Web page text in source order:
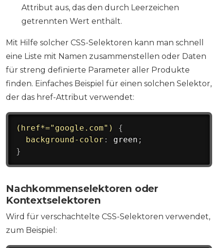
Attribut aus, das den durch Leerzeichen
getrennten Wert enthält.
Mit Hilfe solcher CSS-Selektoren kann man schnell
eine Liste mit Namen zusammenstellen oder Daten
für streng definierte Parameter aller Produkte
finden. Einfaches Beispiel für einen solchen Selektor,
der das href-Attribut verwendet:
(href*="google.com")
{
background-color : green ;
}
Nachkommenselektoren oder
Kontextselektoren
Wird für verschachtelte CSS-Selektoren verwendet,
zum Beispiel: